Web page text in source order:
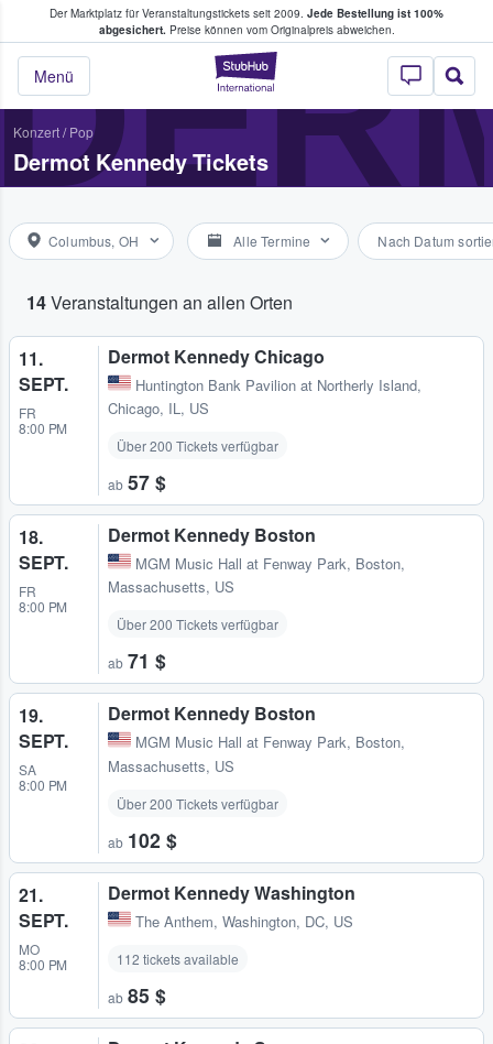
Der Marktplatz für Veranstaltungstickets seit 2009. Jede Bestellung ist 100%
abgesichert.Preise können vom Originalpreis abweichen.
StubHub - Wo
Menü
Tickets kaufen & verkaufen
Konzert/ Pop
Dermot Kennedy Tickets
Columbus, OH Alle Termine Nach Datum
14Veranstaltungen an allen Orten
11.
SEPT.
FR
8:00 PM
Dermot Kennedy Chicago
Huntington Bank Pavilion at Northerly Island,
Chicago, IL, US
Über 200 Tickets verfügbar
ab 57 $
18.
SEPT.
FR
8:00 PM
Dermot Kennedy Boston
MGM Music Hall at Fenway Park, Boston,
Massachusetts, US
Über 200 Tickets verfügbar
ab 71 $
19.
SEPT.
SA
8:00 PM
Dermot Kennedy Boston
MGM Music Hall at Fenway Park, Boston,
Massachusetts, US
Über 200 Tickets verfügbar
ab 102 $
21.
SEPT.
MO
8:00 PM
Dermot Kennedy Washington
The Anthem, Washington, DC, US
112 tickets available
ab 85 $